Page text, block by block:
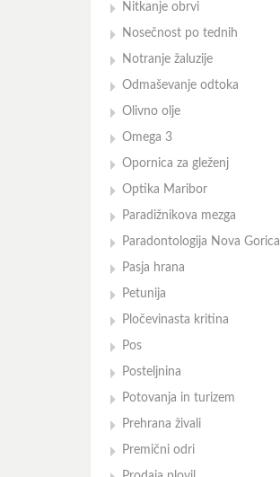
Nitkanje obrvi
Nosečnost po tednih
Notranje žaluzije
Odmaševanje odtoka
Olivno olje
Omega 3
Opornica za gleženj
Optika Maribor
Paradižnikova mezga
Paradontologija Nova Gorica
Pasja hrana
Petunija
Pločevinasta kritina
Pos
Posteljnina
Potovanja in turizem
Prehrana živali
Premični odri